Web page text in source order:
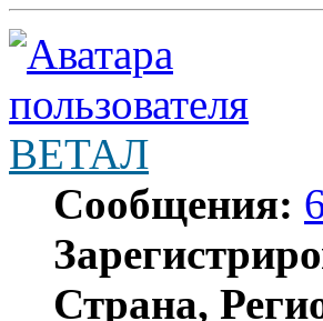
ВЕТАЛ
Сообщения:
Страна,